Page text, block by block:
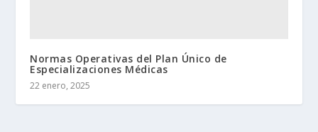
Normas Operativas del Plan Único de
Especializaciones Médicas
22 enero, 2025